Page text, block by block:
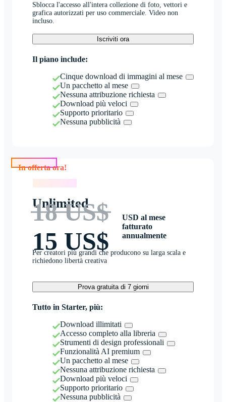
Sblocca l'accesso all'intera collezione di foto, vettori e
grafica autorizzati per uso commerciale. Video non
incluso.
Iscriviti ora
Il piano include:
Cinque download di immagini al mese
Un pacchetto al mese
Nessuna attribuzione richiesta
Download più veloci
Supporto prioritario
Nessuna pubblicità
Unlimited
18 US$
15 US$
USD al mese
fatturato
annualmente
Per creatori più grandi che producono su larga scala e
richiedono libertà creativa
Prova gratuita di 7 giorni
Tutto in Starter, più:
Download illimitati
Accesso completo alla libreria
Strumenti di design professionali
Funzionalità AI premium
Un pacchetto al mese
Nessuna attribuzione richiesta
Download più veloci
Supporto prioritario
Nessuna pubblicità